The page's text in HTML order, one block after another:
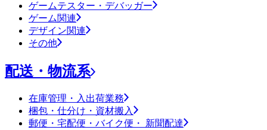
ゲームテスター・デバッガー
ゲーム関連
デザイン関連
その他
配送・物流系
在庫管理・入出荷業務
梱包・仕分け・資材搬入
郵便・宅配便・バイク便・ 新聞配達